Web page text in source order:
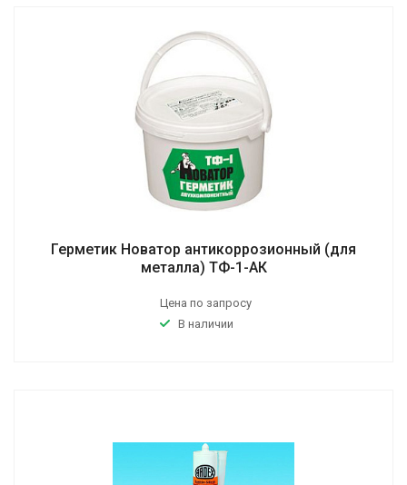
Герметик Новатор антикоррозионный (для
металла) ТФ-1-АК
Цена по запросу
В наличии